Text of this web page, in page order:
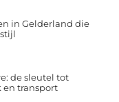
in Gelderland die
de sleutel tot
transport